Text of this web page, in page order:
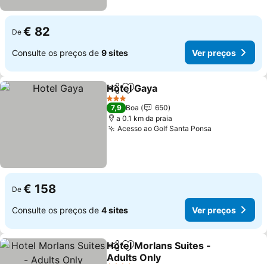
De € 82
Consulte os preços de 9 sites Ver preços
PartilharAdicionar aos favoritos
Hotel Gaya
3 Estrelas
7,9 Boa
650
a 0.1 km da praia
Acesso ao Golf Santa Ponsa
De € 158
Consulte os preços de 4 sites Ver preços
PartilharAdicionar aos favoritos
Hotel Morlans Suites -
Adults Only